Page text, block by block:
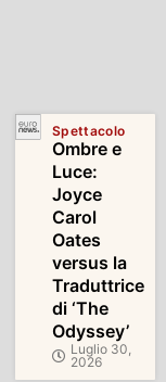
Spettacolo
Ombre e
Luce:
Joyce
Carol
Oates
versus la
Traduttrice
di ‘The
Odyssey’
Luglio 30,
2026